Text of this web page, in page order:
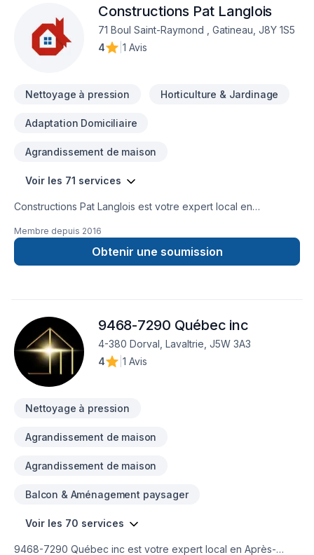
Constructions Pat Langlois
71 Boul Saint-Raymond , Gatineau, J8Y 1S5
4
1 Avis
Nettoyage à pression Horticulture & Jardinage
Adaptation Domiciliaire
Agrandissement de maison
Voir les 71 services
Constructions Pat Langlois est votre expert local en
haies, Balcon de bois, Béton, Charpentier, Clôture,
Commercial, Conduits d'aération, Cuisine, Démolition,
Émondage, Entretien commercial, Entretien ménager,
Puit de lumière, Rénovation générale, Revêtement extérieur,
Salle de bain, Solarium, Soudeur, Sous-sol, Toit plat, Toiture,
Toiture en acier, Tourbe, Travaux routiers, Vitrerie dans les
secteurs de Eastern Ontario,Outaouais, combinant
expérience, innovation et rigueur. Nous croyons en
chaque client, pour
Membre depuis 2016
Obtenir une soumission
9468-7290 Québec inc
4-380 Dorval, Lavaltrie, J5W 3A3
4
1 Avis
Nettoyage à pression
Agrandissement de maison
Agrandissement de maison
Balcon & Aménagement paysager
Voir les 70 services
9468-7290 Québec inc est votre expert local en Après-